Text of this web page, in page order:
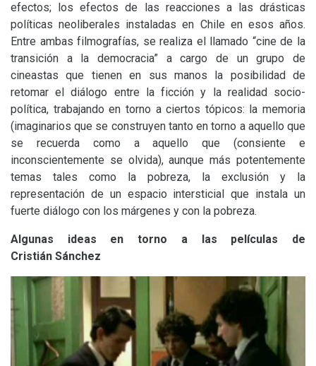
efectos; los efectos de las reacciones a las drásticas
políticas neoliberales instaladas en Chile en esos años.
Entre ambas filmografías, se realiza el llamado “cine de la
transición a la democracia” a cargo de un grupo de
cineastas que tienen en sus manos la posibilidad de
retomar el diálogo entre la ficción y la realidad socio-
política, trabajando en torno a ciertos tópicos: la memoria
(imaginarios que se construyen tanto en torno a aquello que
se recuerda como a aquello que (consiente e
inconscientemente se olvida), aunque más potentemente
temas tales como la pobreza, la exclusión y la
representación de un espacio intersticial que instala un
fuerte diálogo con los márgenes y con la pobreza.
Algunas ideas en torno a las películas de
Cristián Sánchez